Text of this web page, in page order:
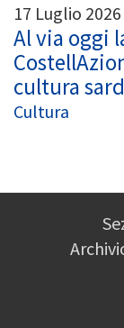
17 Luglio 2026
Al via oggi
cultura
Cultura